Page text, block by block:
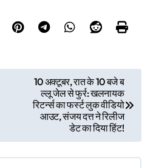
10 अक्टूबर, रात के 10 बजे ब
ल्लू जेल से फुर्र: खलनायक
रिटर्न्स का फर्स्ट लुक वीडियो
आउट, संजय दत्त ने रिलीज
डेट का दिया हिंट!